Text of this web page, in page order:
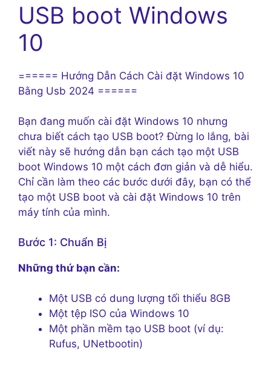
USB boot Windows
10
====== Hướng Dẫn Cách Cài đặt Windows 10
Bằng Usb 2024 ======
Bạn đang muốn cài đặt Windows 10 nhưng
chưa biết cách tạo USB boot? Đừng lo lắng, bài
viết này sẽ hướng dẫn bạn cách tạo một USB
boot Windows 10 một cách đơn giản và dễ hiểu.
Chỉ cần làm theo các bước dưới đây, bạn có thể
tạo một USB boot và cài đặt Windows 10 trên
máy tính của mình.
Bước 1: Chuẩn Bị
Những thứ bạn cần:
Một USB có dung lượng tối thiểu 8GB
Một tệp ISO của Windows 10
Một phần mềm tạo USB boot (ví dụ:
Rufus, UNetbootin)